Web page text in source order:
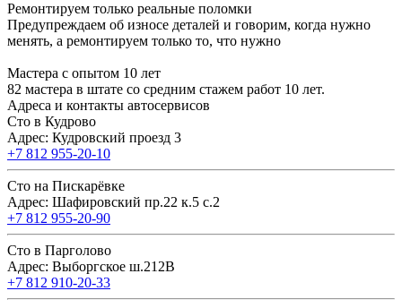
Ремонтируем только реальные поломки
Предупреждаем об износе деталей и говорим, когда нужно
менять, а ремонтируем только то, что нужно
Мастера с опытом 10 лет
82 мастера в штате со средним стажем работ 10 лет.
Адреса и контакты автосервисов
Сто в Кудрово
Адрес: Кудровский проезд 3
+7 812 955-20-10
Сто на Пискарёвке
Адрес: Шафировский пр.22 к.5 с.2
+7 812 955-20-90
Сто в Парголово
Адрес: Выборгское ш.212В
+7 812 910-20-33